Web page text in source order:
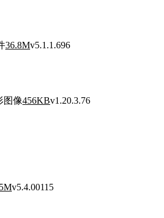
36.8Mv5.1.1.696
图像456KBv1.20.3.76
v5.4.00115